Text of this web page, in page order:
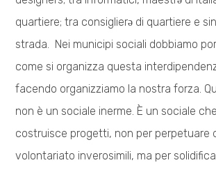
quartiere; tra consiglierə di quartiere e
strada. Nei municipi sociali dobbiamo
come si organizza questa
facendo organizziamo la nostra forza.
non è un sociale inerme. È un sociale
costruisce progetti, non per perpetuare
volontariato inverosimili, ma per